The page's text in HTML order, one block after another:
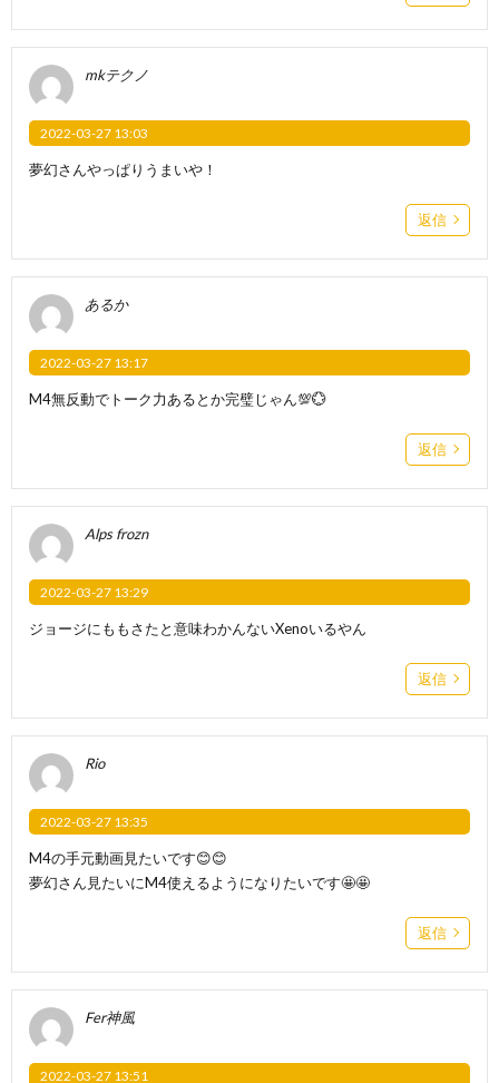
mkテクノ
2022-03-27 13:03
夢幻さんやっぱりうまいや！
返信
あるか
2022-03-27 13:17
M4無反動でトーク力あるとか完璧じゃん💯💮
返信
Alps frozn
2022-03-27 13:29
ジョージにももさたと意味わかんないXenoいるやん
返信
Rio
2022-03-27 13:35
M4の手元動画見たいです😊😊
夢幻さん見たいにM4使えるようになりたいです🤩🤩
返信
Fer神風
2022-03-27 13:51